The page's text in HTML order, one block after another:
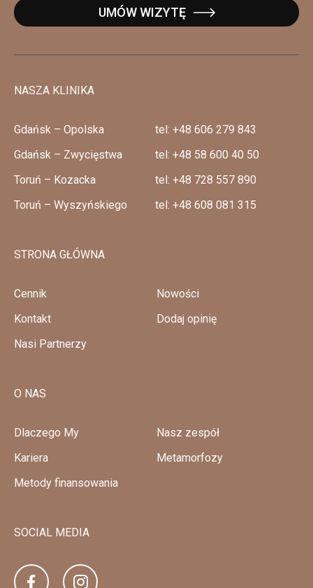
UMÓW WIZYTĘ
NASZA KLINIKA
Gdańsk – Opolska
Gdańsk – Zwycięstwa
Toruń – Kozacka
Toruń – Wyszyńskiego
tel: +48 606 279 843
tel: +48 58 600 40 50
tel: +48 728 557 890
tel: +48 608 081 315
STRONA GŁÓWNA
Cennik
Nowości
Kontakt
Dodaj opinię
Nasi Partnerzy
O NAS
Dlaczego My
Nasz zespół
Kariera
Metamorfozy
Metody finansowania
SOCIAL MEDIA